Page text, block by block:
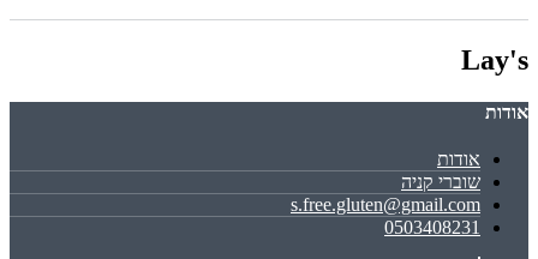
Lay's
אודות
אודות
שוברי קניה
s.free.gluten@gmail.com
0503408231